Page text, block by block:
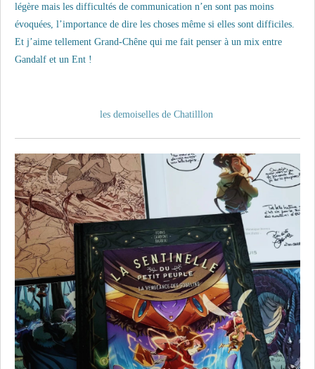
légère mais les difficultés de communication n’en sont pas moins
évoquées, l’importance de dire les choses même si elles sont difficiles.
Et j’aime tellement Grand-Chêne qui me fait penser à un mix entre
Gandalf et un Ent !
les demoiselles de Chatilllon